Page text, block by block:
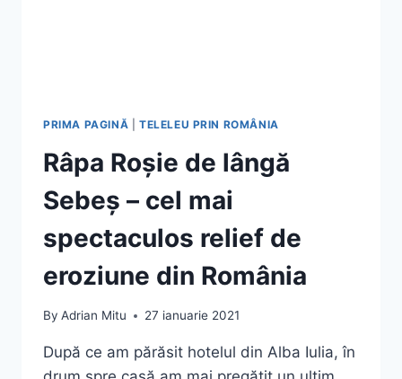
PRIMA PAGINĂ TELELEU PRIN ROMÂNIA
Râpa Roșie de lângă
Sebeș – cel mai
spectaculos relief de
eroziune din România
By Adrian Mitu 27 ianuarie 2021
După ce am părăsit hotelul din Alba Iulia, în